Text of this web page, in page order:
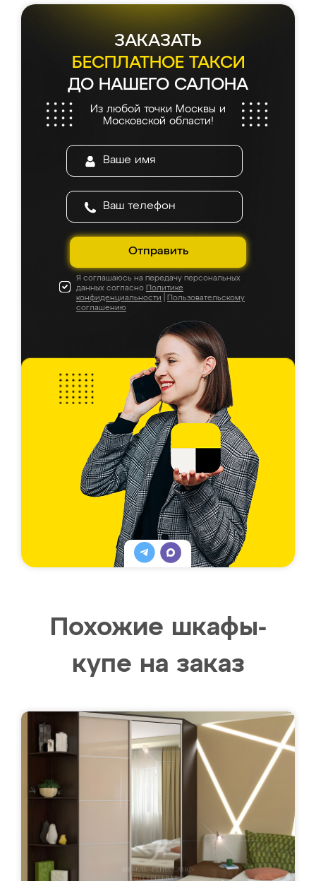
ЗАКАЗАТЬ
БЕСПЛАТНОЕ ТАКСИ
ДО НАШЕГО САЛОНА
Из любой точки Москвы и
Московской области!
Отправить
Я соглашаюсь на передачу персональных
данных согласно Политике
конфиденциальности
Пользовательскому
соглашению
Похожие шкафы-
купе на заказ